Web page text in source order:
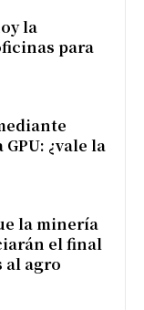
la
para
¿vale la
la minería
el final
al agro